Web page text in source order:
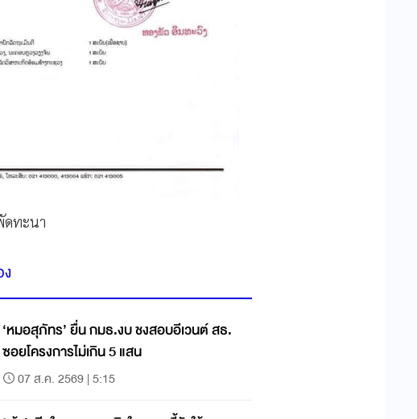
ดทะนา
‘หมอสุภัทร’ ยื่น กมธ.งบ ชงสอบอีเวนต์ สธ.
ซอยโครงการไม่เกิน 5 แสน
07 ส.ค. 2569 | 5:15